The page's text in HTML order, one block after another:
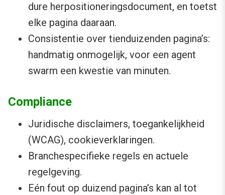
dure herpositioneringsdocument, en toetst
elke pagina daaraan.
Consistentie over tienduizenden pagina’s:
handmatig onmogelijk, voor een agent
swarm een kwestie van minuten.
Compliance
Juridische disclaimers, toegankelijkheid
(WCAG), cookieverklaringen.
Branchespecifieke regels en actuele
regelgeving.
Eén fout op duizend pagina’s kan al tot